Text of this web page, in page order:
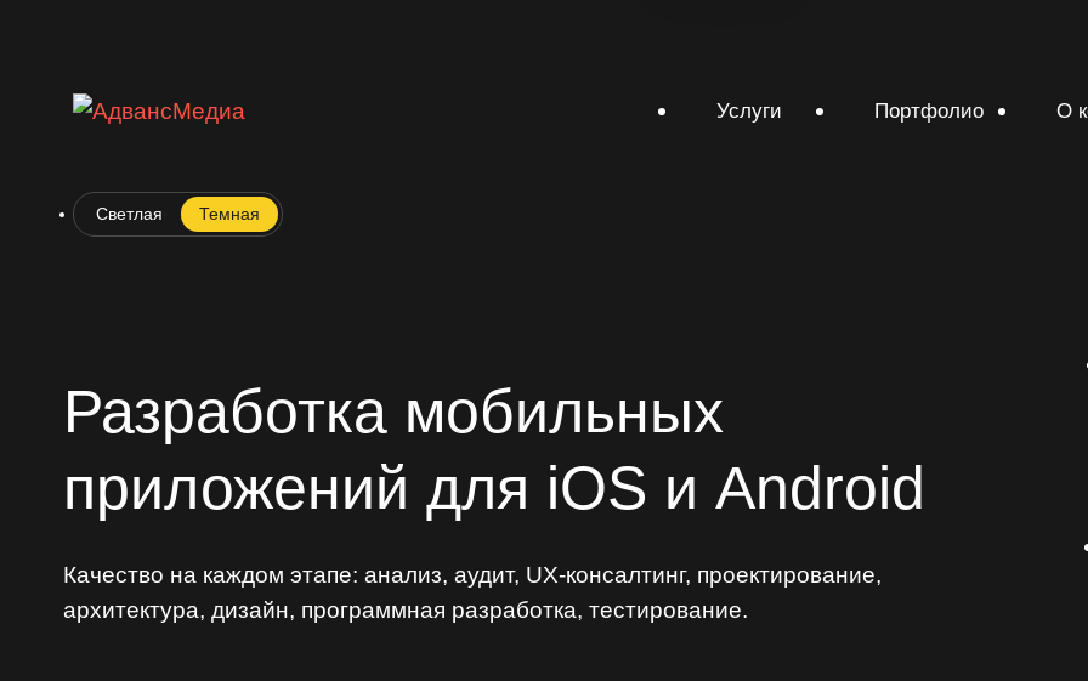
Светлая Темная
Услуги Портфолио О
Разработка мобильных
приложений для iOS и Android
Качество на каждом этапе: анализ, аудит, UX-консалтинг, проектирование,
архитектура, дизайн, программная разработка, тестирование.